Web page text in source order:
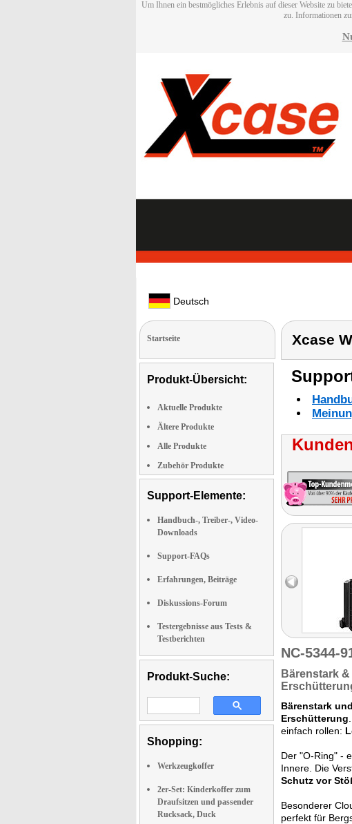
Um Ihnen ein bestmögliches Erlebnis auf dieser Website zu
zu. Informationen
Deutsch
Startseite
Produkt-Übersicht:
Aktuelle Produkte
Ältere Produkte
Alle Produkte
Zubehör Produkte
Support-Elemente:
Handbuch-, Treiber-, Video-
Downloads
Support-FAQs
Erfahrungen, Beiträge
Diskussions-Forum
Testergebnisse aus Tests &
Testberichten
Produkt-Suche:
Shopping:
Werkzeugkoffer
2er-Set: Kinderkoffer zum
Draufsitzen und passender
Rucksack, Duck
Xcase
NC-5344-
Bärenstark &
Bärenstark
Erschütterung
einfach rollen:
Der "O-Ring" -
Innere. Die
Schutz vor
Besonderer
perfekt für